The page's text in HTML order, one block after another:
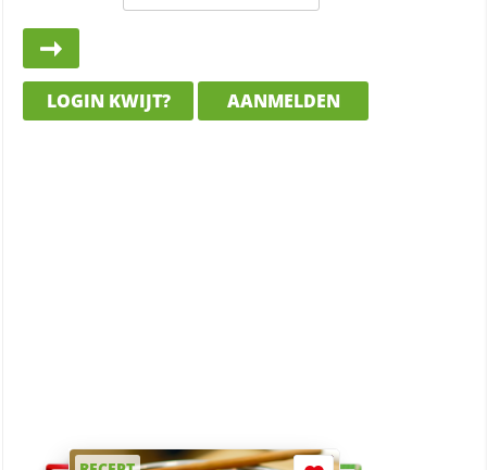
LOGIN KWIJT? AANMELDEN